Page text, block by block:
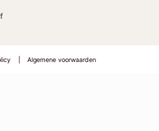
Algemene voorwaarden